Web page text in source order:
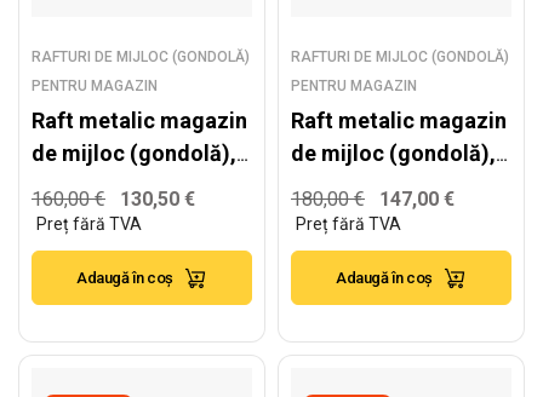
RAFTURI DE MIJLOC (GONDOLĂ)
PENTRU MAGAZIN
Raft metalic magazin
de mijloc (gondolă),
alb – H:1778mm x
L:1000mm x
W:400mm
160,00€ 130,50 €
Adaugă în coș
RAFTURI DE MIJLOC (GONDOLĂ)
PENTRU MAGAZIN
Raft metalic magazin
de mijloc (gondolă),
alb – H:1778mm x
L:1000mm x
W:500mm
180,00€ 147,00 €
Adaugă în coș